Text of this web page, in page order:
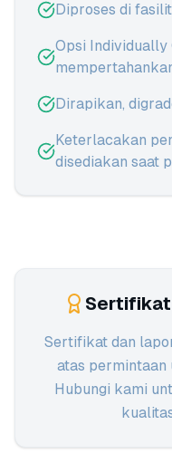
Diproses di
Opsi Individually
Dirapikan,
Keterlacakan
disediakan saat
Sertifikat
Sertifikat dan
atas permintaan
Hubungi kami